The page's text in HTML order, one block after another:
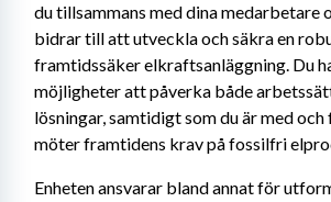
du tillsammans med dina medarbetare
bidrar till att utveckla och säkra en
framtidssäker elkraftsanläggning. Du
möjligheter att påverka både
lösningar, samtidigt som du är med
möter framtidens krav på fossilfri
Enheten ansvarar bland annat för